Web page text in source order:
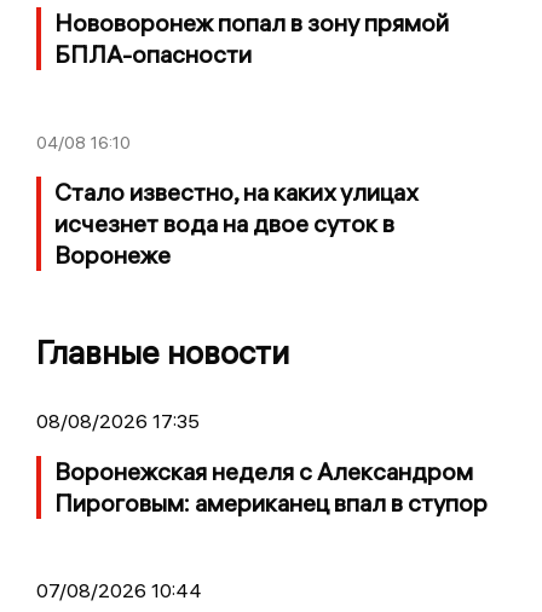
Нововоронеж попал в зону прямой
БПЛА-опасности
04/08 16:10
Стало известно, на каких улицах
исчезнет вода на двое суток в
Воронеже
Главные новости
08/08/2026 17:35
Воронежская неделя с Александром
Пироговым: американец впал в ступор
07/08/2026 10:44